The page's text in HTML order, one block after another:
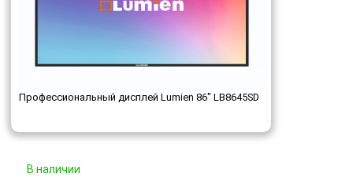
Профессиональный дисплей Lumien 86" LB8645SD
В наличии